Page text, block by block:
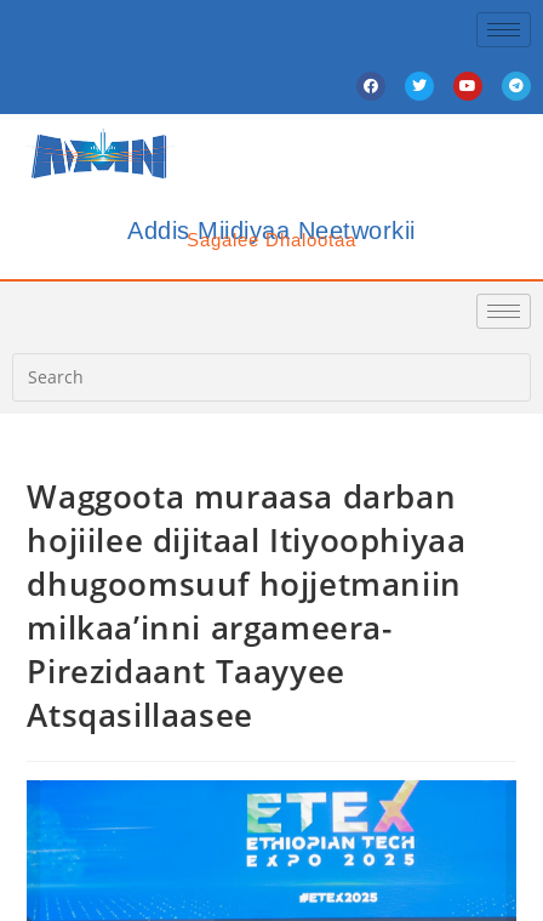
Addis Miidiyaa Neetworkii
Sagalee Dhalootaa
Waggoota muraasa darban
hojiilee dijitaal Itiyoophiyaa
dhugoomsuuf hojjetmaniin
milkaa’inni argameera-
Pirezidaant Taayyee
Atsqasillaasee